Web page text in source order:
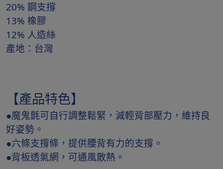
20% 鋼支撐
13% 橡膠
12% 人造絲
產地：台灣
【產品特色】
●魔鬼氈可自行調整鬆緊，減輕背部壓力，維持良
好姿勢。
●六條支撐條，提供腰背有力的支撐。
●背板透氣網，可通風散熱。